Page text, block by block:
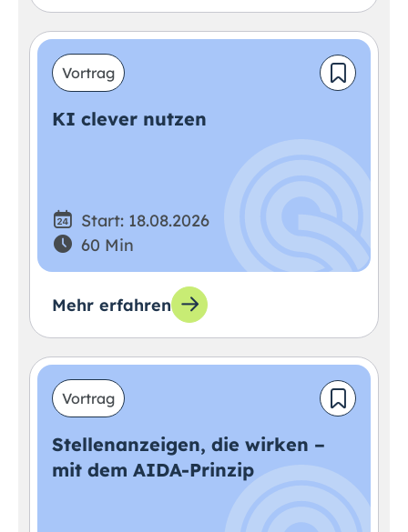
Vortrag
KI clever nutzen
Start: 18.08.2026
60 Min
Mehr erfahren
Vortrag
Stellenanzeigen, die wirken –
mit dem AIDA-Prinzip